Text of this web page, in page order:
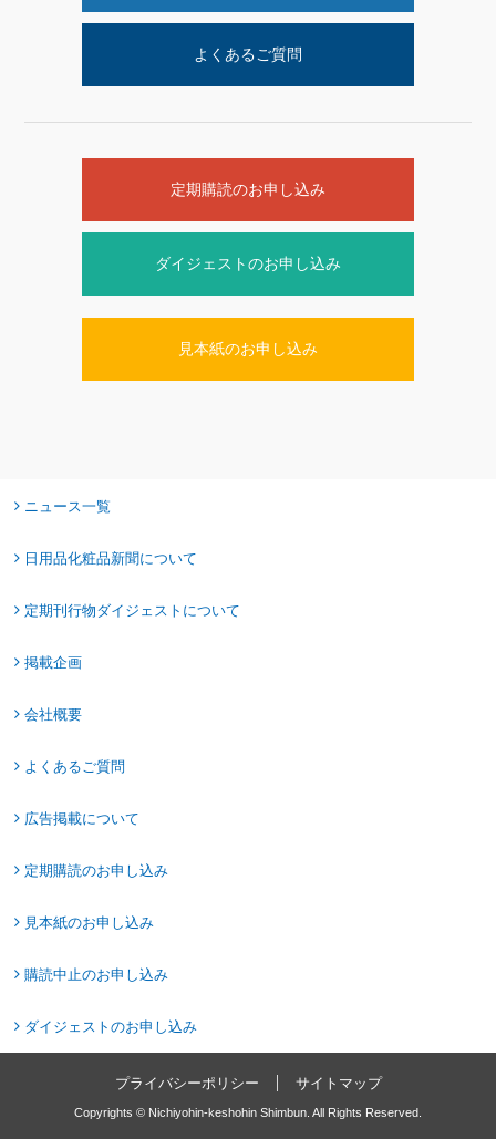
よくあるご質問
定期購読のお申し込み
ダイジェストのお申し込み
見本紙のお申し込み
ニュース一覧
日用品化粧品新聞について
定期刊行物ダイジェストについて
掲載企画
会社概要
よくあるご質問
広告掲載について
定期購読のお申し込み
見本紙のお申し込み
購読中止のお申し込み
ダイジェストのお申し込み
プライバシーポリシー サイトマップ
Copyrights © Nichiyohin-keshohin Shimbun. All Rights Reserved.